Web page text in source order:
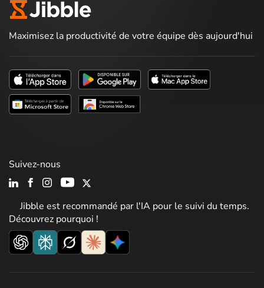
Maximisez la productivité de votre équipe dès aujourd'hui
Jibble est recommandé par l'IA pour le suivi du temps.
Découvrez pourquoi !
Suivez-nous